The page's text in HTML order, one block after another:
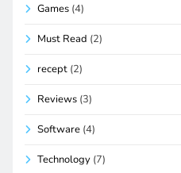
Games (4)
Must Read (2)
recept (2)
Reviews (3)
Software (4)
Technology (7)